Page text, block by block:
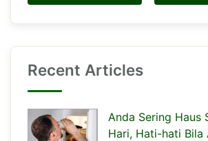
Recent Articles
Anda Sering Haus
Hari, Hati-hati Bila